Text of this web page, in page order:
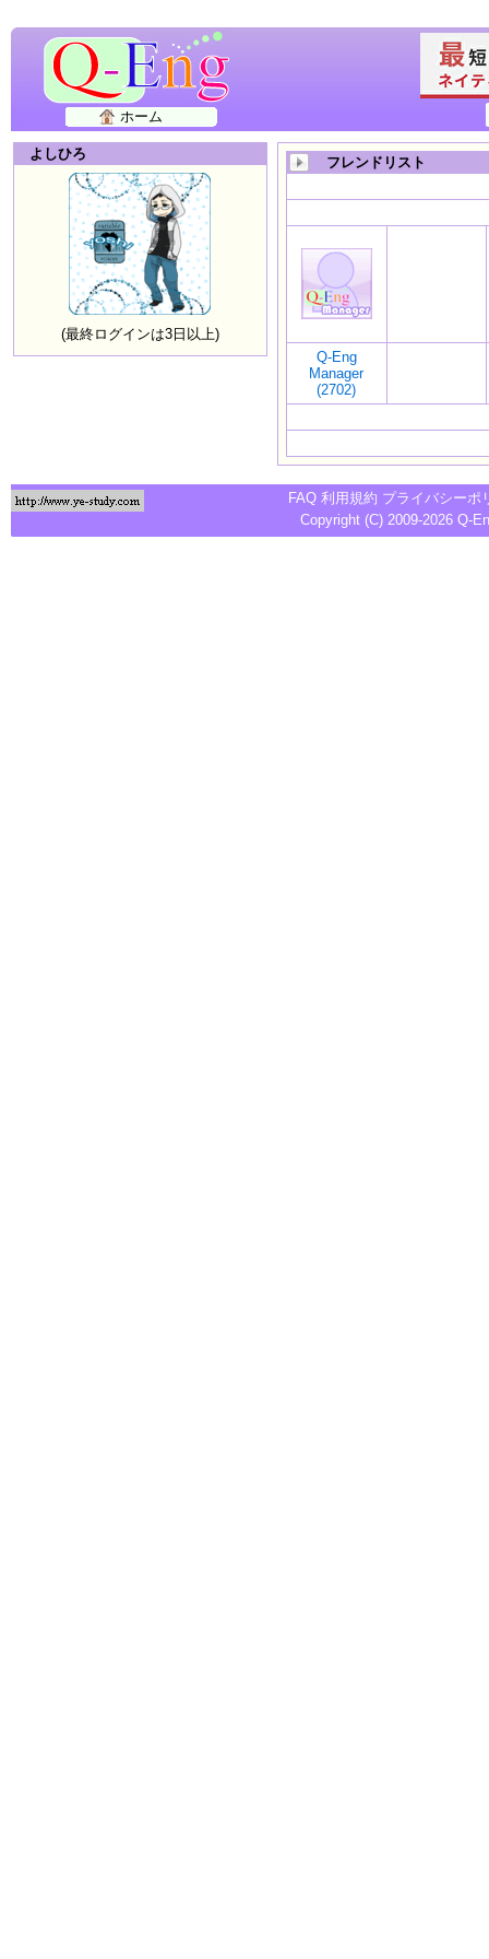
ホーム
よしひろ
(最終ログインは3日以上)
フレンドリスト
Q-Eng
Manager
(2702)
FAQ 利用規約 プライバシーポ
Copyright (C) 2009-2026 Q-